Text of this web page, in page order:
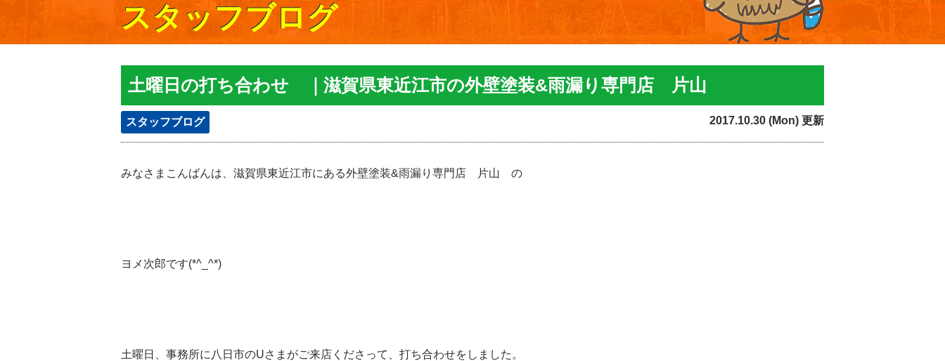
スタッフブログ
土曜日の打ち合わせ ｜滋賀県東近江市の外壁塗装&雨漏り専門店 片山
スタッフブログ 2017.10.30 (Mon) 更新
みなさまこんばんは、滋賀県東近江市にある外壁塗装&雨漏り専門店 片山 の
ヨメ次郎です(*^_^*)
土曜日、事務所に八日市のUさまがご来店くださって、打ち合わせをしました。